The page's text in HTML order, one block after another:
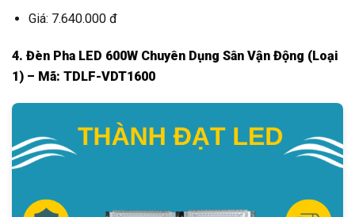
Giá: 7.640.000 đ
4. Đèn Pha LED 600W Chuyên Dụng Sân Vận Động (Loại
1) – Mã: TDLF-VDT1600